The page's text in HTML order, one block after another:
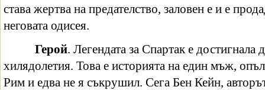
става жертва на предателство, заловен е и е
неговата одисея.
Герой. Легендата за Спартак е достигнала
хилядолетия. Това е историята на един мъж,
Рим и едва не я съкрушил. Сега Бен Кейн,